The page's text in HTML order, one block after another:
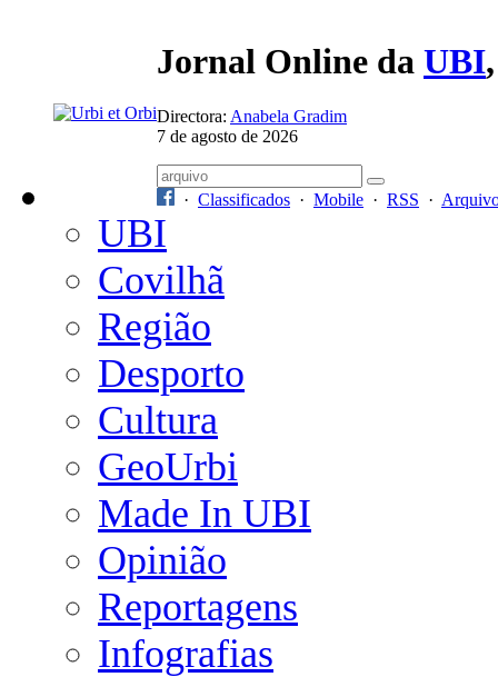
Jornal Online da UBI
Directora: Anabela Gradim
7 de agosto de 2026
· Classificados · Mobile · RSS ·
UBI
Covilhã
Região
Desporto
Cultura
GeoUrbi
Made In UBI
Opinião
Reportagens
Infografias